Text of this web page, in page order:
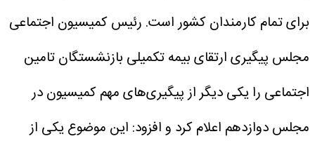
برای تمام کارمندان کشور است. رئیس کمیسیون اجتماعی
مجلس پیگیری ارتقای بیمه تکمیلی بازنشستگان تامین
اجتماعی را یکی دیگر از پیگیری‌های مهم کمیسیون در
مجلس دوازدهم اعلام کرد و افزود: این موضوع یکی از